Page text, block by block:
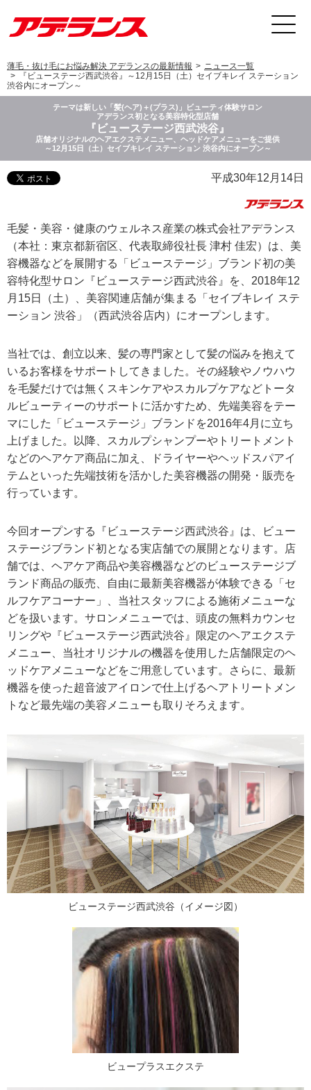
薄毛・抜け毛にお悩み解決 アデランスの最新情報
ニュース一覧
『ビューステージ西武渋谷』～12月15日（土）セイブキレイ ステーション
渋谷内にオープン～
テーマは新しい「髪(ヘア)＋(プラス)」ビューティ体験サロン
アデランス初となる美容特化型店舗
『ビューステージ西武渋谷』
店舗オリジナルのヘアエクステメニュー、ヘッドケアメニューをご提供
～12月15日（土）セイブキレイ ステーション 渋谷内にオープン～
平成30年12月14日
毛髪・美容・健康のウェルネス産業の株式会社アデランス
（本社：東京都新宿区、代表取締役社長 津村 佳宏）は、美
容機器などを展開する「ビューステージ」ブランド初の美
容特化型サロン『ビューステージ西武渋谷』を、2018年12
月15日（土）、美容関連店舗が集まる「セイブキレイ ステ
ーション 渋谷」（西武渋谷店内）にオープンします。
当社では、創立以来、髪の専門家として髪の悩みを抱えて
いるお客様をサポートしてきました。その経験やノウハウ
を毛髪だけでは無くスキンケアやスカルプケアなどトータ
ルビューティーのサポートに活かすため、先端美容をテー
マにした「ビューステージ」ブランドを2016年4月に立ち
上げました。以降、スカルプシャンプーやトリートメント
などのヘアケア商品に加え、ドライヤーやヘッドスパアイ
テムといった先端技術を活かした美容機器の開発・販売を
行っています。
今回オープンする『ビューステージ西武渋谷』は、ビュー
ステージブランド初となる実店舗での展開となります。店
舗では、ヘアケア商品や美容機器などのビューステージブ
ランド商品の販売、自由に最新美容機器が体験できる「セ
ルフケアコーナー」、当社スタッフによる施術メニューな
どを扱います。サロンメニューでは、頭皮の無料カウンセ
リングや『ビューステージ西武渋谷』限定のヘアエクステ
メニュー、当社オリジナルの機器を使用した店舗限定のヘ
ッドケアメニューなどをご用意しています。さらに、最新
機器を使った超音波アイロンで仕上げるヘアトリートメン
トなど最先端の美容メニューも取りそろえます。
ビューステージ西武渋谷（イメージ図）
ビュープラスエクステ